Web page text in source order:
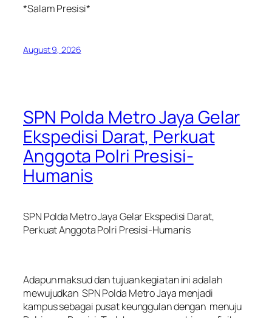
‎*Salam Presisi*
August 9, 2026
SPN Polda Metro Jaya Gelar
Ekspedisi Darat, Perkuat
Anggota Polri Presisi-
Humanis
SPN Polda Metro Jaya Gelar Ekspedisi Darat,
Perkuat Anggota Polri Presisi-Humanis
‎Adapun maksud dan tujuan kegiatan ini adalah
mewujudkan SPN Polda Metro Jaya menjadi
kampus sebagai pusat keunggulan dengan menuju